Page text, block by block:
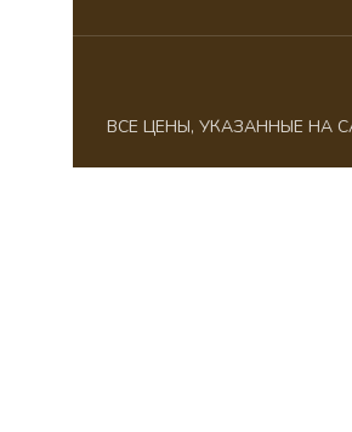
ВСЕ ЦЕНЫ, УКАЗАННЫЕ НА